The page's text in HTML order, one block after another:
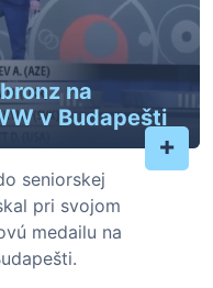
na
v Budapešti
+
seniorskej
pri svojom
medailu na